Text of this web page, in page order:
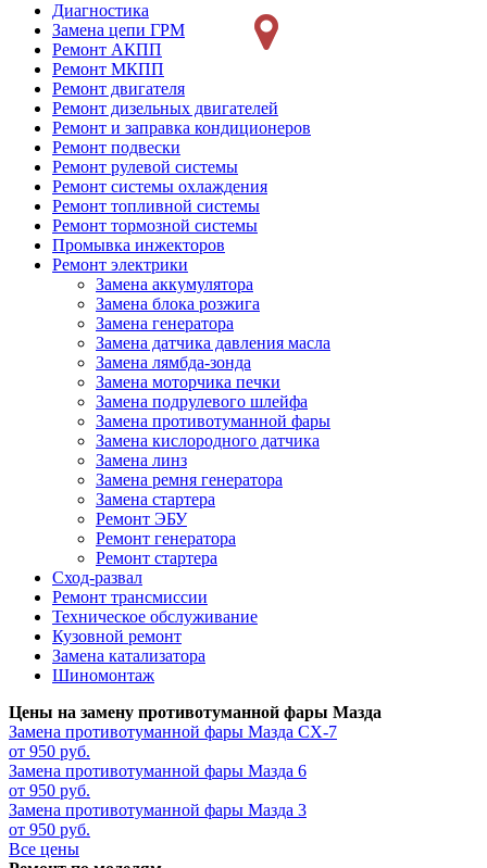
Диагностика
Замена цепи ГРМ
Ремонт АКПП
Ремонт МКПП
Ремонт двигателя
Ремонт дизельных двигателей
Ремонт и заправка кондиционеров
Ремонт подвески
Ремонт рулевой системы
Ремонт системы охлаждения
Ремонт топливной системы
Ремонт тормозной системы
Промывка инжекторов
Ремонт электрики
Замена аккумулятора
Замена блока розжига
Замена генератора
Замена датчика давления масла
Замена лямбда-зонда
Замена моторчика печки
Замена подрулевого шлейфа
Замена противотуманной фары
Замена кислородного датчика
Замена линз
Замена ремня генератора
Замена стартера
Ремонт ЭБУ
Ремонт генератора
Ремонт стартера
Сход-развал
Ремонт трансмиссии
Техническое обслуживание
Кузовной ремонт
Замена катализатора
Шиномонтаж
Цены на замену противотуманной фары Мазда
Замена противотуманной фары Мазда CX-7
от 950 руб.
Замена противотуманной фары Мазда 6
от 950 руб.
Замена противотуманной фары Мазда 3
от 950 руб.
Все цены